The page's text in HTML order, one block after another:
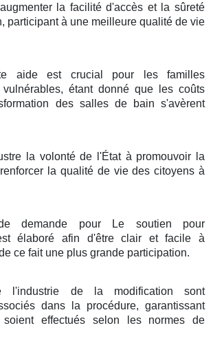
la facilité d'accès et la sûreté
participant à une meilleure qualité de vie
aide est crucial pour les familles
vulnérables, étant donné que les coûts
des salles de bain s'avèrent
la volonté de l'État à promouvoir la
la qualité de vie des citoyens à
demande pour Le soutien pour
élaboré afin d'être clair et facile à
ce fait une plus grande participation.
l'industrie de la modification sont
dans la procédure, garantissant
effectués selon les normes de